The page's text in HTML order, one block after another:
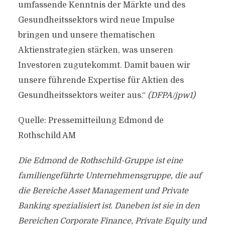
umfassende Kenntnis der Märkte und des
Gesundheitssektors wird neue Impulse
bringen und unsere thematischen
Aktienstrategien stärken, was unseren
Investoren zugutekommt. Damit bauen wir
unsere führende Expertise für Aktien des
Gesundheitssektors weiter aus.“ (DFPA/jpw1)
Quelle: Pressemitteilung Edmond de
Rothschild AM
Die Edmond de Rothschild-Gruppe ist eine
familiengeführte Unternehmensgruppe, die auf
die Bereiche Asset Management und Private
Banking spezialisiert ist. Daneben ist sie in den
Bereichen Corporate Finance, Private Equity und